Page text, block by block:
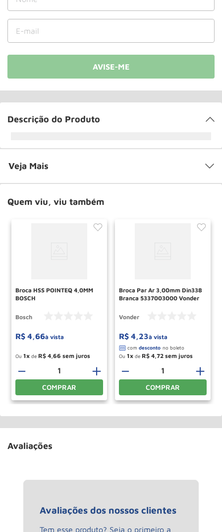
Descrição do Produto
Veja Mais
Quem viu, viu também
Broca HSS POINTEQ 4,0MM
BOSCH
Bosch
R$ 4 66à vista
Ou 1 de R$ 4 66
＋
－
COMPRAR
Broca Par Ar 3,00mm Din338
Branca 5337003000 Vonder
Vonder
R$ 4 23à vista
Ou 1 de R$ 4 72
＋
－
COMPRAR
Avaliações
Avaliações dos nossos clientes
Tem esse produto? Seja o primeiro a